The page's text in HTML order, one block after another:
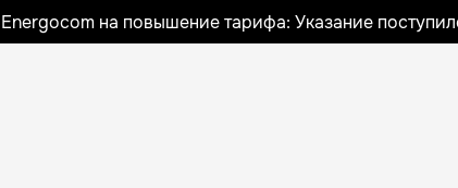
на повышение тарифа: Указание